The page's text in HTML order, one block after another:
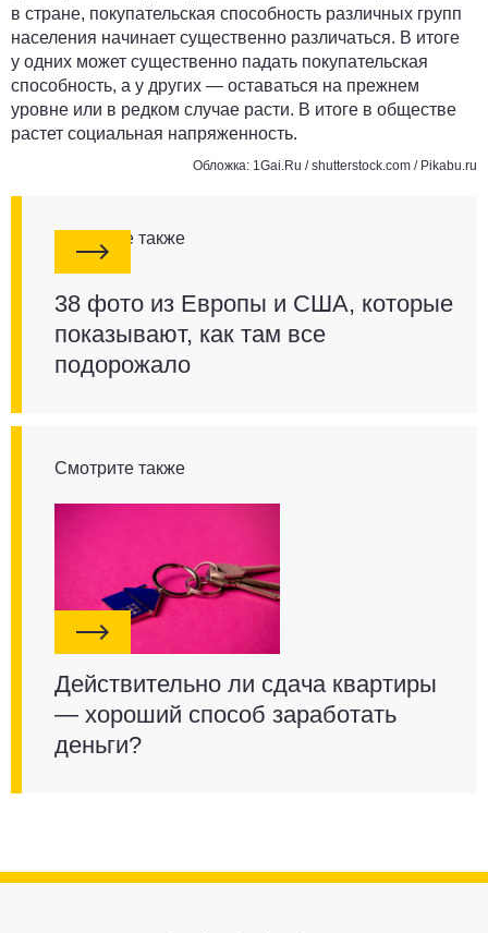
в стране, покупательская способность различных групп
населения начинает существенно различаться. В итоге
у одних может существенно падать покупательская
способность, а у других — оставаться на прежнем
уровне или в редком случае расти. В итоге в обществе
растет социальная напряженность.
Обложка: 1Gai.Ru /shutterstock.com / Pikabu.ru
Смотрите также
38 фото из Европы и США, которые
показывают, как там все
подорожало
Смотрите также
Действительно ли сдача квартиры
— хороший способ заработать
деньги?